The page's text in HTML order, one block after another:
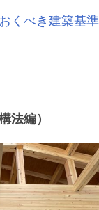
くべき建築基
法編）